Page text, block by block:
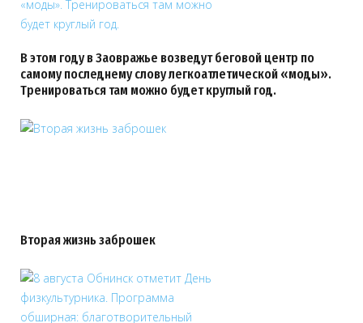
В этом году в Заовражье возведут беговой центр по
самому последнему слову легкоатлетической «моды».
Тренироваться там можно будет круглый год.
Вторая жизнь заброшек